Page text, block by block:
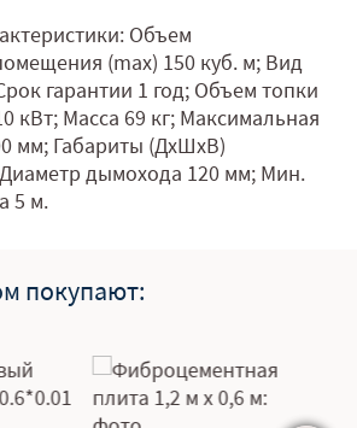
Объем
(max) 150 куб. м; Вид
гарантии 1 год; Объем топки
кВт; Масса 69 кг; Максимальная
мм; Габариты (ДхШхВ)
дымохода 120 мм; Мин.
5 м.
покупают: